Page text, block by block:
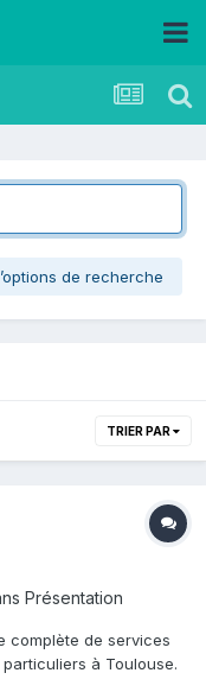
de recherche
TRIER PAR
Présentation
complète de services
à Toulouse.